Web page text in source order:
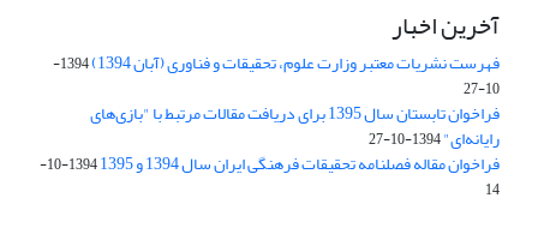
آخرین اخبار
فهرست نشریات معتبر وزارت علوم، تحقیقات و فناوری (آبان 1394)
1394-
10-27
فراخوان تابستان سال 1395 برای دریافت مقالات مرتبط با "بازی‌های
رایانه‌ای"1394-10-27
فراخوان مقاله فصلنامه تحقیقات فرهنگی ایران سال 1394 و 1395
1394-10-
14